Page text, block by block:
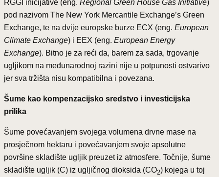
RGGI inicijative (eng. Regional Green House Gas Initiative)
pod nazivom The New York Mercantile Exchange’s Green
Exchange, te na dvije europske burze ECX (eng. European
Climate Exchange) i EEX (eng. European Energy
Exchange). Bitno je za reći da, barem za sada, trgovanje
ugljikom na međunarodnoj razini nije u potpunosti ostvarivo
jer sva tržišta nisu kompatibilna i povezana.
Šume kao kompenzacijsko sredstvo i investicijska
prilika
Šume povećavanjem svojega volumena drvne mase na
prosječnom hektaru i povećavanjem svoje apsolutne
površine skladište ugljik preuzet iz atmosfere. Točnije, šume
skladište ugljik (C) iz ugljičnog dioksida (CO2) kojega u toj